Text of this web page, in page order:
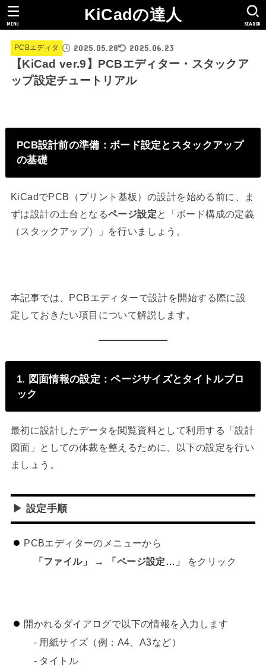
KiCadの達人 SEARCH
MENU
PCBエディタ 2025.05.28 2025.06.23
【KiCad ver.9】PCBエディター・スタックア
ップ設定チュートリアル
PCB設計前の準備：ボード設定とスタックアップ
の基礎
KiCadでPCB（プリント基板）の設計を始める前に、ま
ずは設計の土台となるページ設定 と「ボード構成の定義
（スタックアップ）」を行いましょう。
本記事では、PCBエディターで設計を開始する際に設
定しておきたい項目について解説します。
1. 図面情報の設定：ページサイズとタイトルブロ
ック
最初に設計したデータを閲覧資料として利用する「設計
図面」としての体裁を整えるために、以下の設定を行い
ましょう。
▶ 設定手順
PCBエディターのメニューから
「ファイル」 → 「ページ設定…」
をクリック
開かれるダイアログで以下の情報を入力します
- 用紙サイズ（例：A4、A3など）
- タイトル